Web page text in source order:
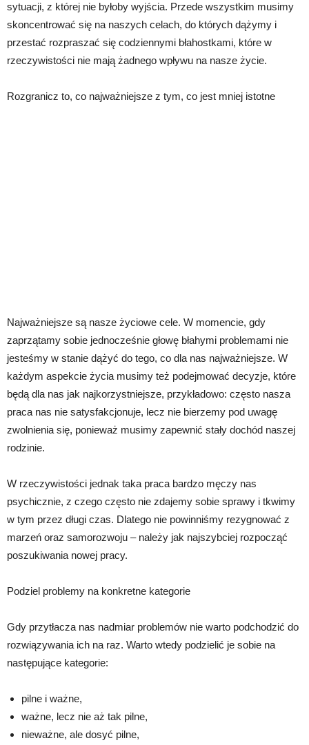
sytuacji, z której nie byłoby wyjścia. Przede wszystkim musimy
skoncentrować się na naszych celach, do których dążymy i
przestać rozpraszać się codziennymi błahostkami, które w
rzeczywistości nie mają żadnego wpływu na nasze życie.
Rozgranicz to, co najważniejsze z tym, co jest mniej istotne
Najważniejsze są nasze życiowe cele. W momencie, gdy
zaprzątamy sobie jednocześnie głowę błahymi problemami nie
jesteśmy w stanie dążyć do tego, co dla nas najważniejsze. W
każdym aspekcie życia musimy też podejmować decyzje, które
będą dla nas jak najkorzystniejsze, przykładowo: często nasza
praca nas nie satysfakcjonuje, lecz nie bierzemy pod uwagę
zwolnienia się, ponieważ musimy zapewnić stały dochód naszej
rodzinie.
W rzeczywistości jednak taka praca bardzo męczy nas
psychicznie, z czego często nie zdajemy sobie sprawy i tkwimy
w tym przez długi czas. Dlatego nie powinniśmy rezygnować z
marzeń oraz samorozwoju – należy jak najszybciej rozpocząć
poszukiwania nowej pracy.
Podziel problemy na konkretne kategorie
Gdy przytłacza nas nadmiar problemów nie warto podchodzić do
rozwiązywania ich na raz. Warto wtedy podzielić je sobie na
następujące kategorie:
pilne i ważne,
ważne, lecz nie aż tak pilne,
nieważne, ale dosyć pilne,